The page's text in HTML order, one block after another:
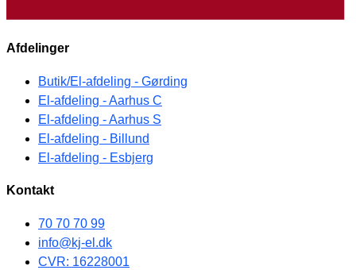
Afdelinger
Butik/El-afdeling - Gørding
El-afdeling - Aarhus C
El-afdeling - Aarhus S
El-afdeling - Billund
El-afdeling - Esbjerg
Kontakt
70 70 70 99
info@kj-el.dk
CVR: 16228001